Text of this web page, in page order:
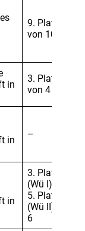
9. Platz
von 10
in
3. Platz
von 4
in
–
in
3. Platz
(Wü I) und
5. Platz
(Wü II) von
6